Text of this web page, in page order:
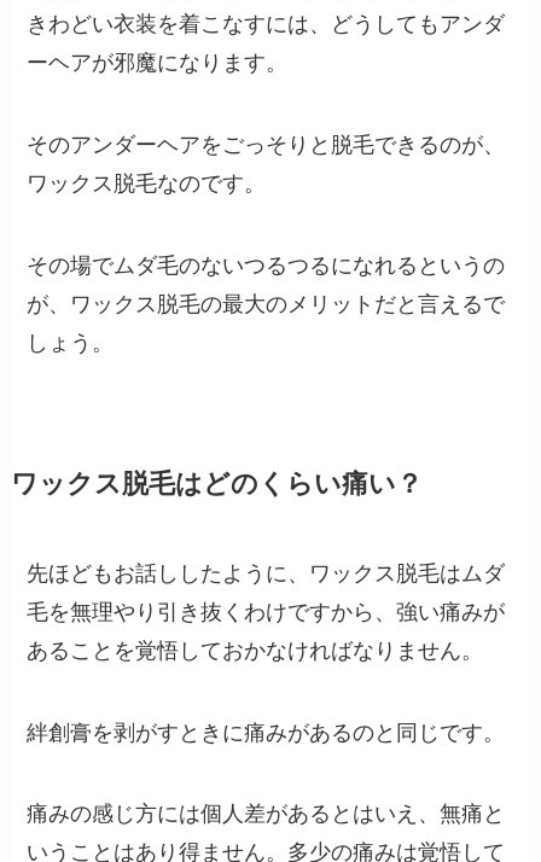
きわどい衣装を着こなすには、どうしてもアンダ
ーヘアが邪魔になります。
そのアンダーヘアをごっそりと脱毛できるのが、
ワックス脱毛なのです。
その場でムダ毛のないつるつるになれるというの
が、ワックス脱毛の最大のメリットだと言えるで
しょう。
ワックス脱毛はどのくらい痛い？
先ほどもお話ししたように、ワックス脱毛はムダ
毛を無理やり引き抜くわけですから、強い痛みが
あることを覚悟しておかなければなりません。
絆創膏を剥がすときに痛みがあるのと同じです。
痛みの感じ方には個人差があるとはいえ、無痛と
いうことはあり得ません。多少の痛みは覚悟して